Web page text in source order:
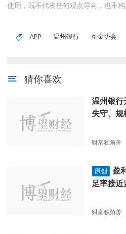
使用，既不代表任何观点导向，也不构
APP 温州银行 互金协会
猜你喜欢
温州银
失守、
财富独角兽
原创
盈
足率接近
财富独角兽